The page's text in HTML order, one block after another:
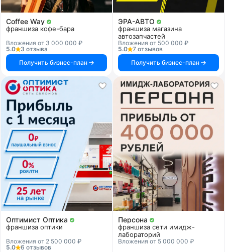
Coffee Way
франшиза кофе-бара
Вложения от 3 000 000 ₽
5.0
3 отзыва
Получить бизнес-план
ЭРА-АВТО
франшиза магазина
автозапчастей
Вложения от 500 000 ₽
5.0
7 отзывов
Получить бизнес-план
Оптимист Оптика
франшиза оптики
Вложения от 2 500 000 ₽
5.0
6 отзывов
Персона
франшиза сети имидж-
лабораторий
Вложения от 5 000 000 ₽